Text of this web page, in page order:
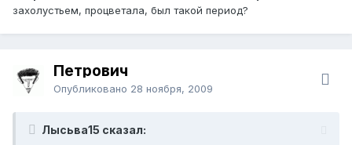
захолустьем, процветала, был такой период?
Петрович
Опубликовано 28 ноября, 2009
Лысьва15 сказал: